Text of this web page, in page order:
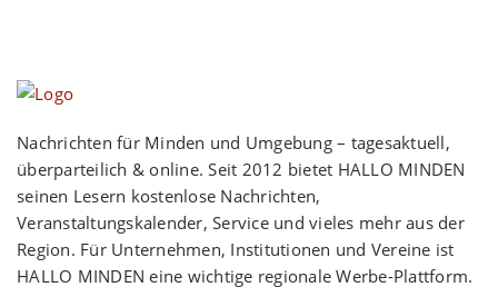
Nachrichten für Minden und Umgebung – tagesaktuell,
überparteilich & online. Seit 2012 bietet HALLO MINDEN
seinen Lesern kostenlose Nachrichten,
Veranstaltungskalender, Service und vieles mehr aus der
Region. Für Unternehmen, Institutionen und Vereine ist
HALLO MINDEN eine wichtige regionale Werbe-Plattform.